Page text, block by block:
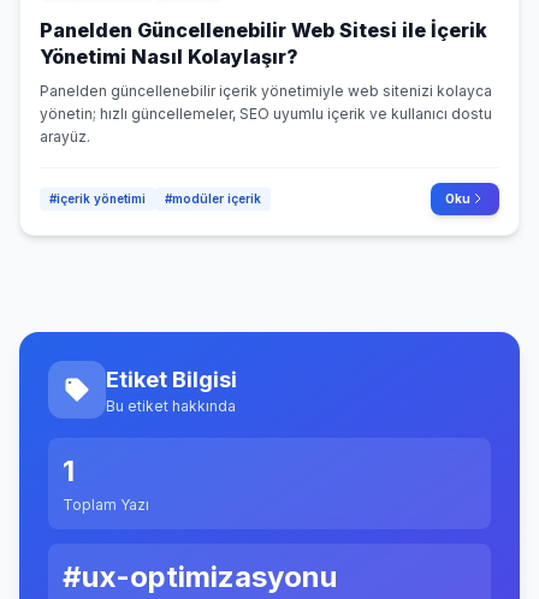
Panelden Güncellenebilir Web Sitesi ile İçerik
Yönetimi Nasıl Kolaylaşır?
Panelden güncellenebilir içerik yönetimiyle web sitenizi kolayca
yönetin; hızlı güncellemeler, SEO uyumlu içerik ve kullanıcı dostu
arayüz.
#içerik yönetimi #modüler içerik Oku
Etiket Bilgisi
Bu etiket hakkında
1
Toplam Yazı
#ux-optimizasyonu